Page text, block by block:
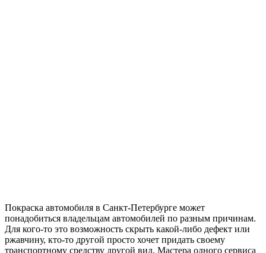
Покраска автомобиля в Санкт-Петербурге может
понадобиться владельцам автомобилей по разным причинам.
Для кого-то это возможность скрыть какой-либо дефект или
ржавчину, кто-то другой просто хочет придать своему
транспортному средству другой вид. Мастера одного сервиса